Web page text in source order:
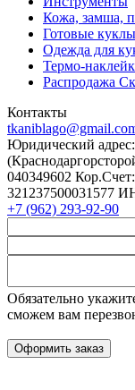
Кожа, замша,
Готовые куклы
Одежда для
Термо-
Распродажа
Контакты
Юридический
040349602
321237500031577
+7 (962) 293-92-90
Обязательно
сможем вам
Оформить заказ